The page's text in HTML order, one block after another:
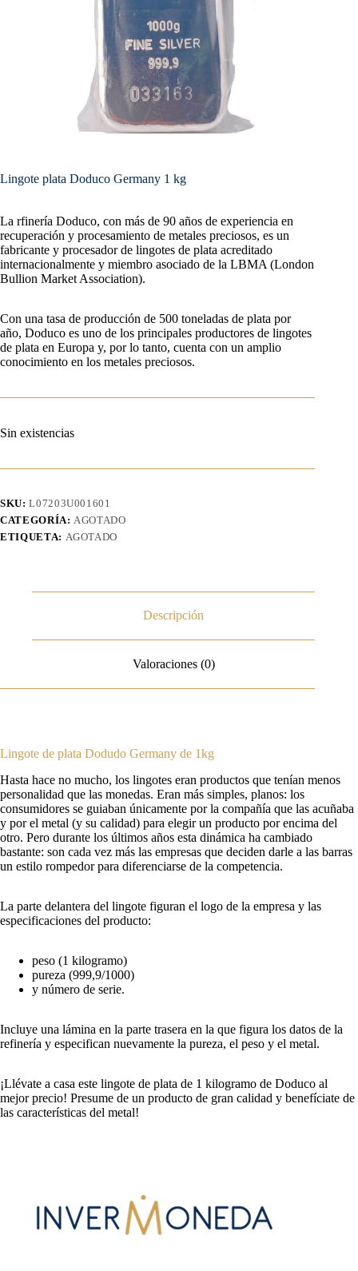
Lingote plata Doduco Germany 1 kg
La rfinería Doduco, con más de 90 años de experiencia en
recuperación y procesamiento de metales preciosos, es un
fabricante y procesador de lingotes de plata acreditado
internacionalmente y miembro asociado de la LBMA (London
Bullion Market Association).
Con una tasa de producción de 500 toneladas de plata por
año, Doduco es uno de los principales productores de lingotes
de plata en Europa y, por lo tanto, cuenta con un amplio
conocimiento en los metales preciosos.
Sin existencias
SKU:L07203U001601
CATEGORÍA: AGOTADO
ETIQUETA: AGOTADO
Descripción
Valoraciones (0)
Lingote de plata Dodudo Germany de 1kg
Hasta hace no mucho, los lingotes eran productos que tenían menos
personalidad que las monedas. Eran más simples, planos: los
consumidores se guiaban únicamente por la compañía que las acuñaba
y por el metal (y su calidad) para elegir un producto por encima del
otro. Pero durante los últimos años esta dinámica ha cambiado
bastante: son cada vez más las empresas que deciden darle a las barras
un estilo rompedor para diferenciarse de la competencia.
La parte delantera del lingote figuran el logo de la empresa y las
especificaciones del producto:
peso (1 kilogramo)
pureza (999,9/1000)
y número de serie.
Incluye una lámina en la parte trasera en la que figura los datos de la
refinería y especifican nuevamente la pureza, el peso y el metal.
¡Llévate a casa este lingote de plata de 1 kilogramo de Doduco al
mejor precio! Presume de un producto de gran calidad y benefíciate de
las características del metal!